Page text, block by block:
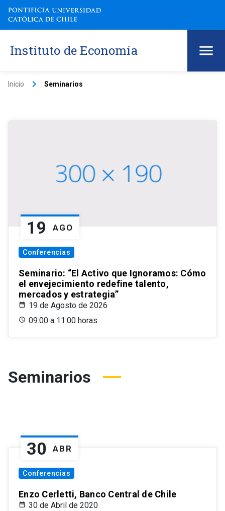
Instituto de Economía
Inicio keyboard_arrow_right Seminarios
19 AGO
Conferencias
Seminario: “El Activo que Ignoramos: Cómo
el envejecimiento redefine talento,
mercados y estrategia”
19 de Agosto de 2026
09:00 a 11:00 horas
Seminarios
30 ABR
Conferencias
Enzo Cerletti, Banco Central de Chile
30 de Abril de 2020